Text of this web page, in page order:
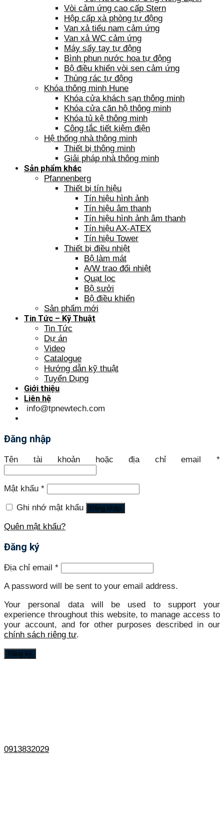
Vòi cảm ứng cao cấp Stern
Hộp cấp xà phòng tự động
Van xả tiểu nam cảm ứng
Van xả WC cảm ứng
Máy sấy tay tự động
Bình phun nước hoa tự động
Bộ điều khiển vòi sen cảm ứng
Thùng rác tự động
Khóa thông minh Hune
Khóa cửa khách sạn thông minh
Khóa cửa căn hộ thông minh
Khóa tủ kệ thông minh
Công tắc tiết kiệm điện
Hệ thống nhà thông minh
Thiết bị thông minh
Giải pháp nhà thông minh
Sản phẩm khác
Pfannenberg
Thiết bị tín hiệu
Tín hiệu hình ảnh
Tín hiệu âm thanh
Tín hiệu hình ảnh âm thanh
Tín hiệu AX-ATEX
Tín hiệu Tower
Thiết bị điều nhiệt
Bộ làm mát
A/W trao đổi nhiệt
Quạt lọc
Bộ sưởi
Bộ điều khiển
Sản phẩm mới
Tin Tức – Kỹ Thuật
Tin Tức
Dự án
Video
Catalogue
Hướng dẫn kỹ thuật
Tuyển Dụng
Giới thiệu
Liên hệ
info@tpnewtech.com
Đăng nhập
Tên tài khoản hoặc địa chỉ email *
Mật khẩu *
Ghi nhớ mật khẩu Đăng nhập
Quên mật khẩu?
Đăng ký
Địa chỉ email *
A password will be sent to your email address.
Your personal data will be used to support your
experience throughout this website, to manage access to
your account, and for other purposes described in our
chính sách riêng tư.
Đăng ký
0913832029